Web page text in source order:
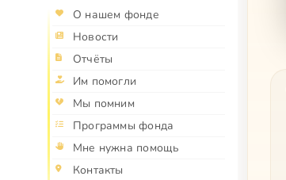
О нашем фонде
Новости
Отчёты
Им помогли
Мы помним
Программы фонда
Мне нужна помощь
Контакты